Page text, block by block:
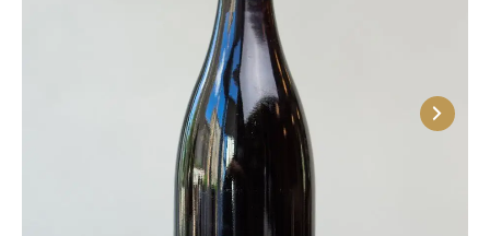
Розовые вина
Итальянские вина
Французские вина
Испанские вина